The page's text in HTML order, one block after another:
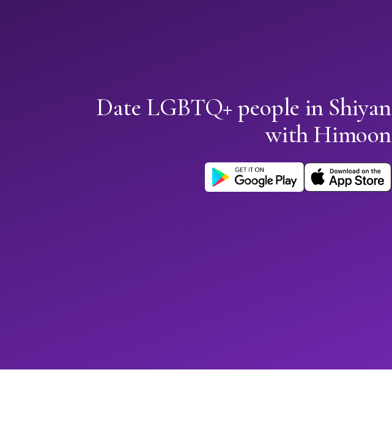
Date LGBTQ+ people in Shiyan
with Himoon